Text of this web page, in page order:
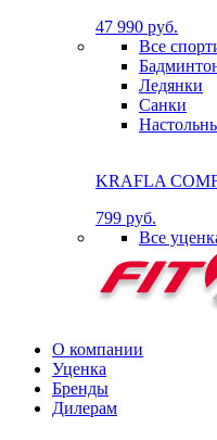
47 990 руб.
Все
Ледянки
Санки
KRAFLA
799 руб.
Все
О компании
Уценка
Бренды
Дилерам